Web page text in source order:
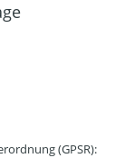
(GPSR):